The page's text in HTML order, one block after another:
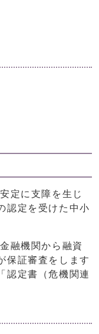
定に支障を生じ
認定を受けた中小
融機関から融資
保証審査をします
認定書（危機関連